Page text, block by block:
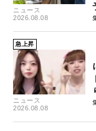
ニュース
2026.08.08
急上昇
ニュース
2026.08.08